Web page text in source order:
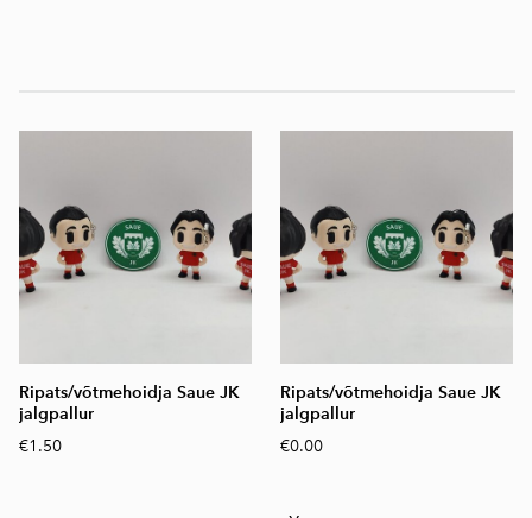
Ripats/võtmehoidja Saue JK
jalgpallur
€1.50
Ripats/võtmehoidja Saue JK
jalgpallur
€0.00